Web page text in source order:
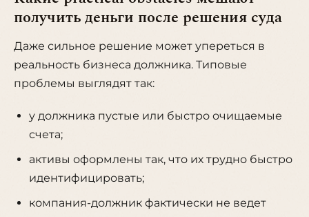
получить деньги после решения суда
Даже сильное решение может упереться в
реальность бизнеса должника. Типовые
проблемы выглядят так:
у должника пустые или быстро очищаемые
счета;
активы оформлены так, что их трудно быстро
идентифицировать;
компания-должник фактически не ведет